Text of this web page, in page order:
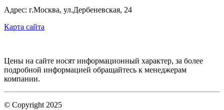
Адрес: г.Москва, ул.Дербеневская, 24
Карта сайта
Цены на сайте носят информационный характер, за более
подробной информацией обращайтесь к менеджерам
компании.
© Copyright 2025